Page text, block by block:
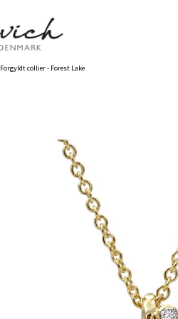
Forgyldt collier - Forest Lake